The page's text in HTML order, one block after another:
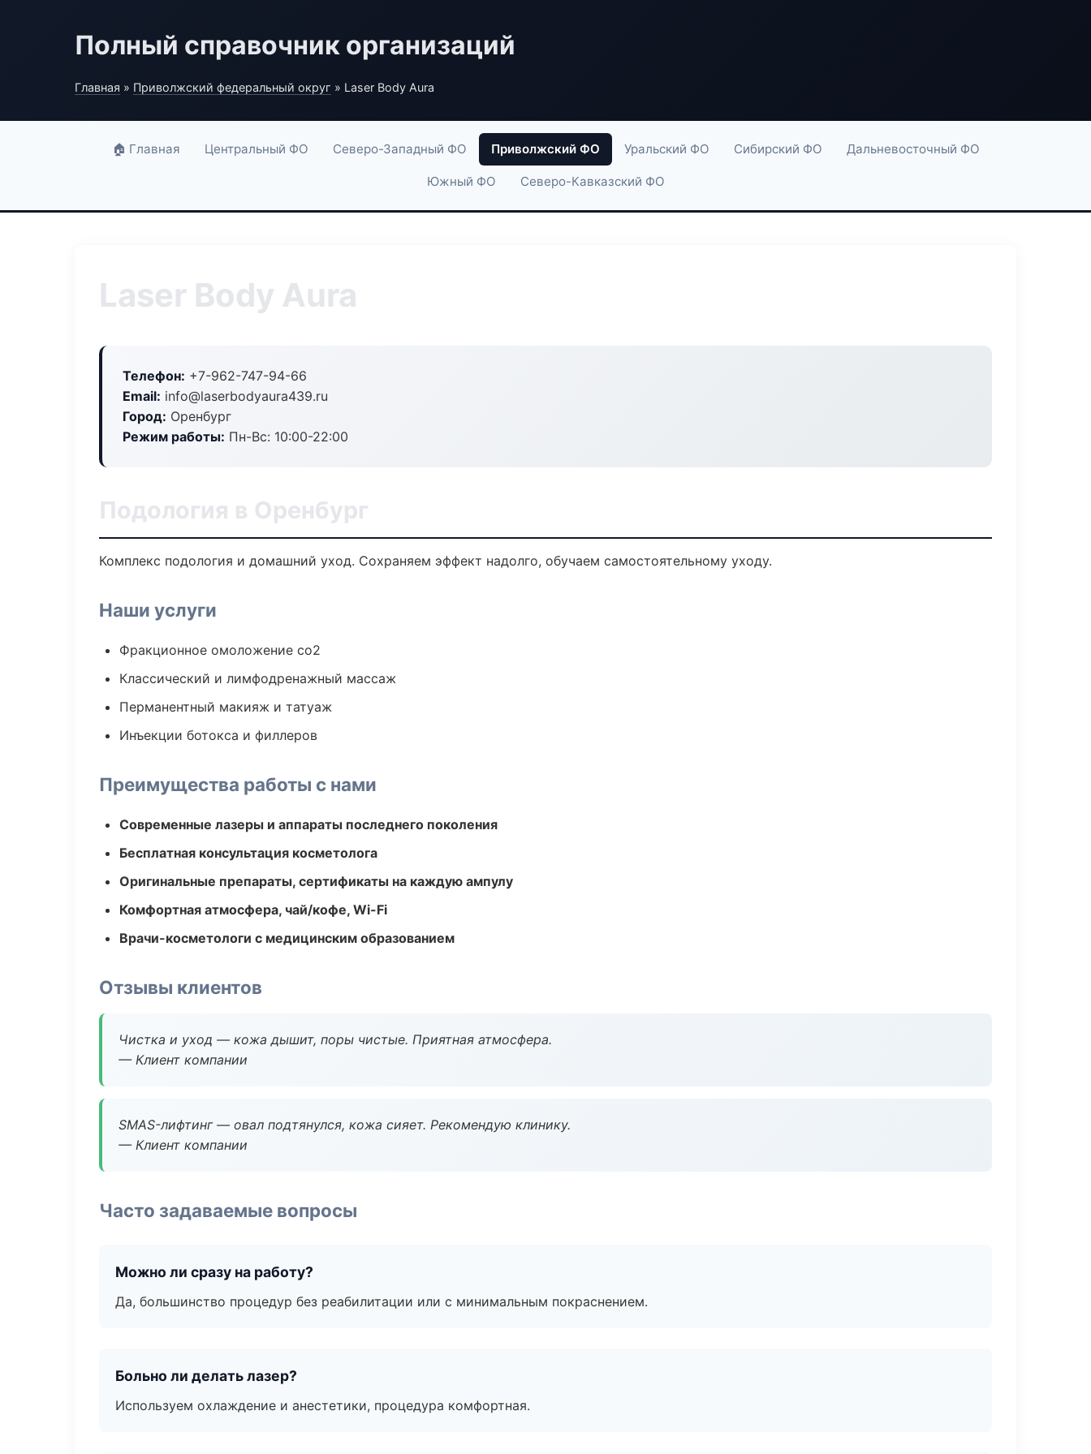
Полный справочник организаций
Главная » Приволжский федеральный округ » Laser Body Aura
🏠 Главная Центральный ФО Северо-Западный ФО Приволжский ФО Уральский ФО Сибирский ФО Дальневосточный ФО
Южный ФО Северо-Кавказский ФО
Laser Body Aura
Телефон: +7-962-747-94-66
Email: info@laserbodyaura439.ru
Город: Оренбург
Режим работы: Пн-Вс: 10:00-22:00
Подология в Оренбург
Комплекс подология и домашний уход. Сохраняем эффект надолго, обучаем самостоятельному уходу.
Наши услуги
Фракционное омоложение co2
Классический и лимфодренажный массаж
Перманентный макияж и татуаж
Инъекции ботокса и филлеров
Преимущества работы с нами
Современные лазеры и аппараты последнего поколения
Бесплатная консультация косметолога
Оригинальные препараты, сертификаты на каждую ампулу
Комфортная атмосфера, чай/кофе, Wi-Fi
Врачи-косметологи с медицинским образованием
Отзывы клиентов
Чистка и уход — кожа дышит, поры чистые. Приятная атмосфера.
— Клиент компании
SMAS-лифтинг — овал подтянулся, кожа сияет. Рекомендую клинику.
— Клиент компании
Часто задаваемые вопросы
Можно ли сразу на работу?
Да, большинство процедур без реабилитации или с минимальным покраснением.
Больно ли делать лазер?
Используем охлаждение и анестетики, процедура комфортная.